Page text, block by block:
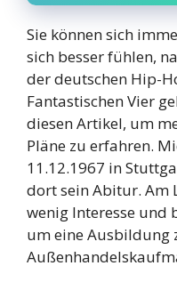
Sie können sich
sich besser fühlen,
der deutschen Hip-
Fantastischen Vier
diesen Artikel, um
Pläne zu erfahren.
11.12.1967 in
dort sein Abitur. Am
wenig Interesse und
um eine Ausbildung